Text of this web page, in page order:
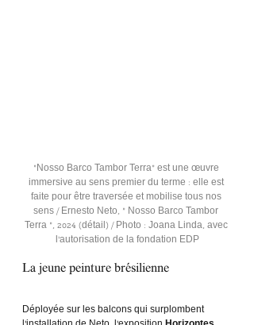
"Nosso Barco Tambor Terra" est une œuvre
immersive au sens premier du terme : elle est
faite pour être traversée et mobilise tous nos
sens / Ernesto Neto, « Nosso Barco Tambor
Terra », 2024 (détail) / Photo : Joana Linda, avec
l'autorisation de la fondation EDP
La jeune peinture brésilienne
Déployée sur les balcons qui surplombent